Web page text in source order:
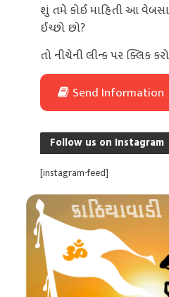
શું તમે કોઈ માહિતી આ
ઈચ્છો છો?
તો નીચેની લીન્ક પર ક્લિક કરો
Send Information
Follow us on Instagram
[instagram-feed]